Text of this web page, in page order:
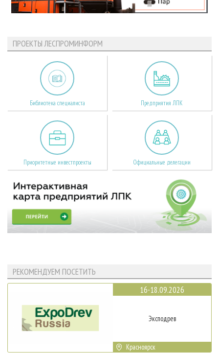
ПРОЕКТЫ ЛЕСПРОМИНФОРМ
Библиотека специалиста Предприятия ЛПК
Приоритетные инвестпроекты Официальные делегации
РЕКОМЕНДУЕМ ПОСЕТИТЬ
16-18.09.2026
Эксподрев
Красноярск